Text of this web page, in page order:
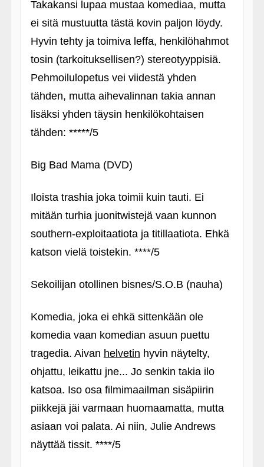
Takakansi lupaa mustaa komediaa, mutta
ei sitä mustuutta tästä kovin paljon löydy.
Hyvin tehty ja toimiva leffa, henkilöhahmot
tosin (tarkoituksellisen?) stereotyyppisiä.
Pehmoilulopetus vei viidestä yhden
tähden, mutta aihevalinnan takia annan
lisäksi yhden täysin henkilökohtaisen
tähden: *****/5
Big Bad Mama (DVD)
Iloista trashia joka toimii kuin tauti. Ei
mitään turhia juonitwistejä vaan kunnon
southern-exploitaatiota ja titillaatiota. Ehkä
katson vielä toistekin. ****/5
Sekoilijan otollinen bisnes/S.O.B (nauha)
Komedia, joka ei ehkä sittenkään ole
komedia vaan komedian asuun puettu
tragedia. Aivan helvetin hyvin näytelty,
ohjattu, leikattu jne... Jo senkin takia ilo
katsoa. Iso osa filmimaailman sisäpiirin
piikkejä jäi varmaan huomaamatta, mutta
asiaan voi palata. Ai niin, Julie Andrews
näyttää tissit. ****/5